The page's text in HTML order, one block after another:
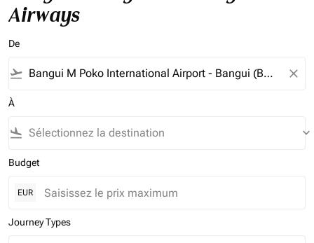
Airways
De
flight_takeoff close
À
flight_land keyboard_arrow_down
Budget
EUR
Journey Types